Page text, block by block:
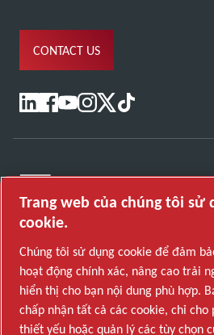
CONTACT US
Trang web của chúng tôi sử
cookie.
Chúng tôi sử dụng cookie để đảm
hoạt động chính xác, nâng cao trải
hiển thị cho bạn nội dung phù hợp.
chấp nhận tất cả các cookie, chỉ cho
thiết yếu hoặc quản lý các tùy chọn